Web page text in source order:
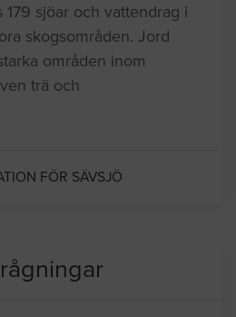
sjöar och vattendrag i
skogsområden. Jord
områden inom
trä och
FÖR SÄVSJÖ